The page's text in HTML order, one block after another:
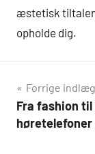
æstetisk
opholde dig.
Forrige indlæg
Fra fashion